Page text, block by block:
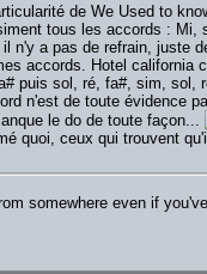
de We Used to
tous les accords : Mi,
n'y a pas de refrain, juste
accords. Hotel california
puis sol, ré, fa#, sim, sol,
n'est de toute évidence
le do de toute façon...
quoi, ceux qui trouvent
somewhere even if